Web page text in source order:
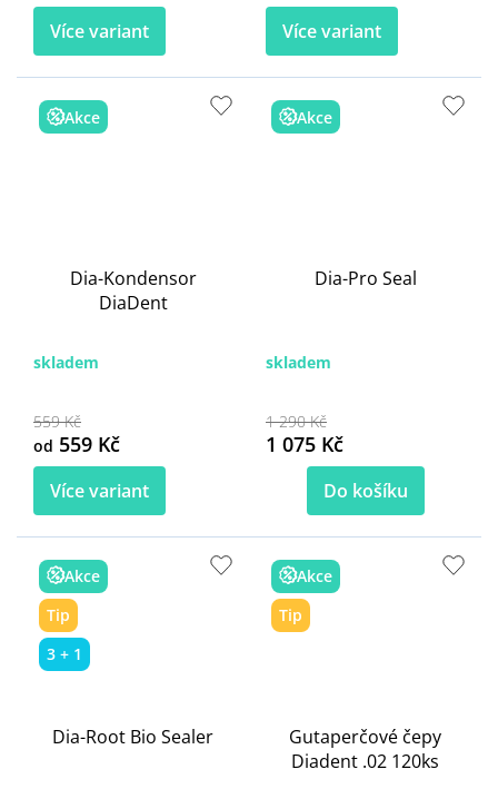
Více variant Více variant
Akce
Dia-Kondensor
DiaDent
skladem
559 Kč
od 559 Kč
Více variant
Akce
Dia-Pro Seal
skladem
1 290 Kč
1 075 Kč
Do košíku
Akce
Tip
3 + 1
Dia-Root Bio Sealer
Akce
Tip
Gutaperčové čepy
Diadent .02 120ks